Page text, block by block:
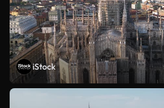
iStock